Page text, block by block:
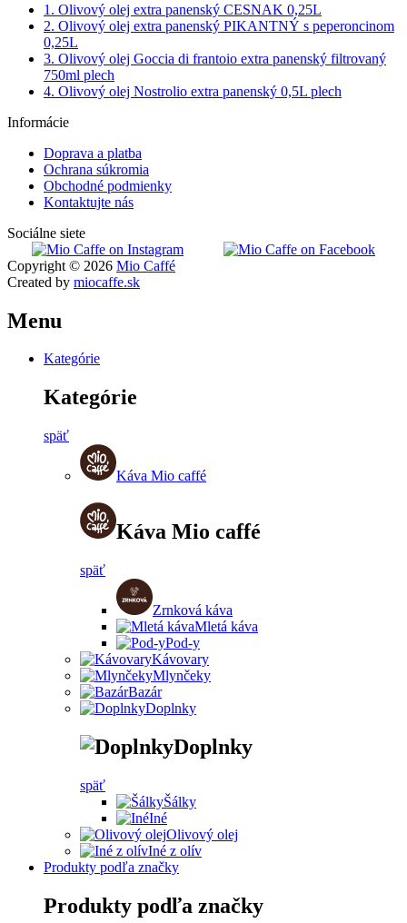
1. Olivový olej extra panenský CESNAK 0,25L
2. Olivový olej extra panenský PIKANTNÝ s peperoncinom
0,25L
3. Olivový olej Goccia di frantoio extra panenský filtrovaný
750ml plech
4. Olivový olej Nostrolio extra panenský 0,5L plech
Informácie
Doprava a platba
Ochrana súkromia
Obchodné podmienky
Kontaktujte nás
Sociálne siete
Copyright © 2026 Mio Caffé
Created by miocaffe.sk
Menu
Kategórie
Kategórie
späť
Káva Mio caffé
Káva Mio caffé
späť
Zrnková káva
Mletá káva
Pod-y
Kávovary
Mlynčeky
Bazár
Doplnky
Doplnky
späť
Šálky
Iné
Olivový olej
Iné z olív
Produkty podľa značky
Produkty podľa značky